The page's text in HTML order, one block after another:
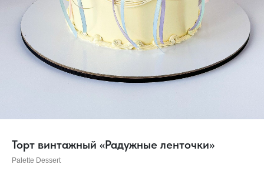
Торт винтажный «Радужные ленточки»
Palette Dessert